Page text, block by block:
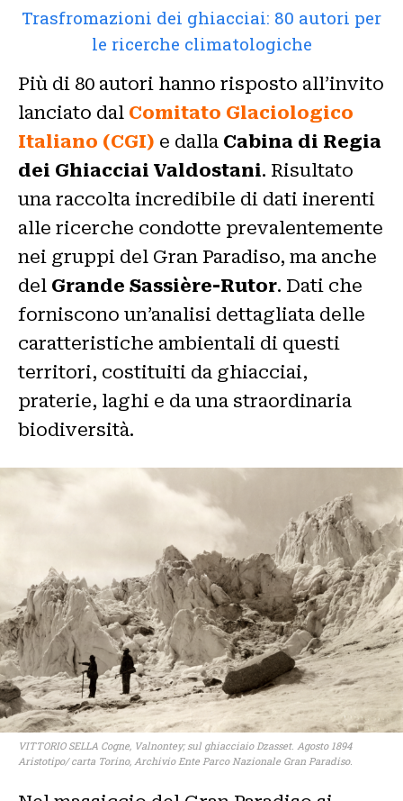
Trasfromazioni dei ghiacciai: 80 autori per
le ricerche climatologiche
Più di 80 autori hanno risposto all’invito
lanciato dal Comitato Glaciologico
Italiano (CGI) e dalla Cabina di Regia
dei Ghiacciai Valdostani. Risultato
una raccolta incredibile di dati inerenti
alle ricerche condotte prevalentemente
nei gruppi del Gran Paradiso, ma anche
del Grande Sassière-Rutor. Dati che
forniscono un’analisi dettagliata delle
caratteristiche ambientali di questi
territori, costituiti da ghiacciai,
praterie, laghi e da una straordinaria
biodiversità.
VITTORIO SELLA Cogne, Valnontey; sul ghiacciaio Dzasset. Agosto 1894
Aristotipo/ carta Torino, Archivio Ente Parco Nazionale Gran Paradiso.